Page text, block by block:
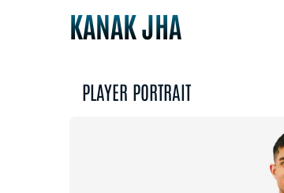
KANAK JHA
PLAYER PORTRAIT